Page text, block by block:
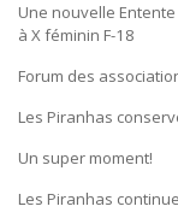
Une nouvelle
à X féminin F-18
Forum des
Les Piranhas
Un super moment!
Les Piranhas